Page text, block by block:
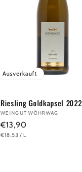
Ausverkauft
Riesling Goldkapsel 2022
Anbieter:
WEINGUT WÖHRWAG
Normaler
Preis
€13,90
GRUNDPREIS
€18,53 / PRO
L